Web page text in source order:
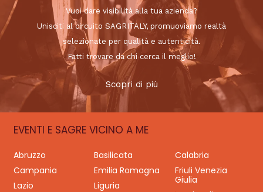
Vuoi dare visibilità alla tua azienda?
Unisciti al circuito SAGRITALY, promuoviamo realtà
selezionate per qualità e autenticità.
Fatti trovare da chi cerca il meglio!
Scopri di più
EVENTI E SAGRE VICINO A ME
Abruzzo Basilicata
Calabria
Campania
Emilia Romagna
Friuli Venezia
Giulia
Lazio
Liguria